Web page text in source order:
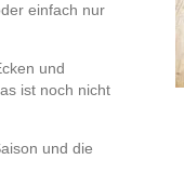
einfach nur
und
ist noch nicht
und die